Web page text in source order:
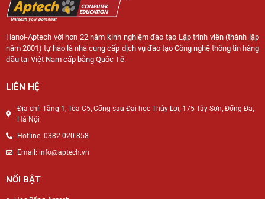
Hanoi-Aptech với hơn 22 năm kinh nghiệm đào tạo Lập trình viên (thành lập
năm 2001) tự hào là nhà cung cấp dịch vụ đào tạo Công nghệ thông tin hàng
đầu tại Việt Nam cấp bằng Quốc Tế.
LIÊN HỆ
Địa chỉ: Tầng 1, Tòa C5, Cổng sau Đại học Thủy Lợi, 175 Tây Sơn, Đống Đa,
Hà Nội
Hotline: 0382 020 858
Email: info@aptech.vn
NỔI BẬT